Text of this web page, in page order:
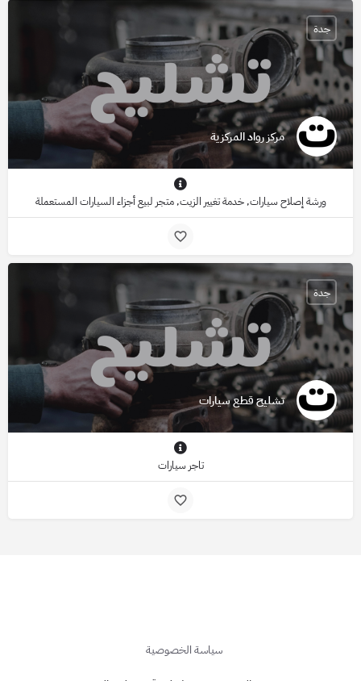
مركز رواد المركزية
جدة
ورشة إصلاح سيارات, خدمة تغيير الزيت, متجر لبيع أجزاء السيارات المستعملة
تشليح قطع سيارات
جدة
تاجر سيارات
سياسة الخصوصية